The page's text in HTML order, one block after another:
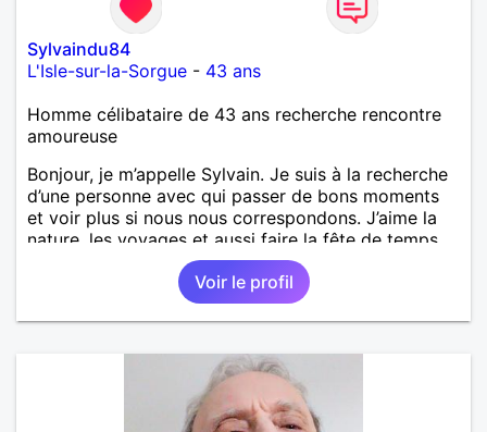
Sylvaindu84
L'Isle-sur-la-Sorgue - 43 ans
Homme célibataire de 43 ans recherche rencontre
amoureuse
Bonjour, je m’appelle Sylvain. Je suis à la recherche
d’une personne avec qui passer de bons moments
et voir plus si nous nous correspondons. J’aime la
nature, les voyages et aussi faire la fête de temps
en temps ;-)Je suis papa d’un petit garçon de 7 ans
dont je m’occupe en garde alternée. J’aime à peu
près tous les styles de musique. (Oui je suis pas
trop fan de Jul). Je fais du sport pour garder la
Voir le profil